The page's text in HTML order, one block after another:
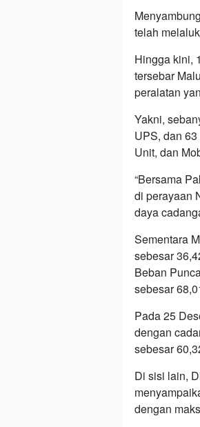
telah
Hingga kini,
tersebar
peralatan
Yakni,
UPS, dan
Unit, dan
“Bersama
di perayaan
daya
Sementara
sebesar
Beban
sebesar
Pada 25
dengan
sebesar
Di sisi lain,
dengan